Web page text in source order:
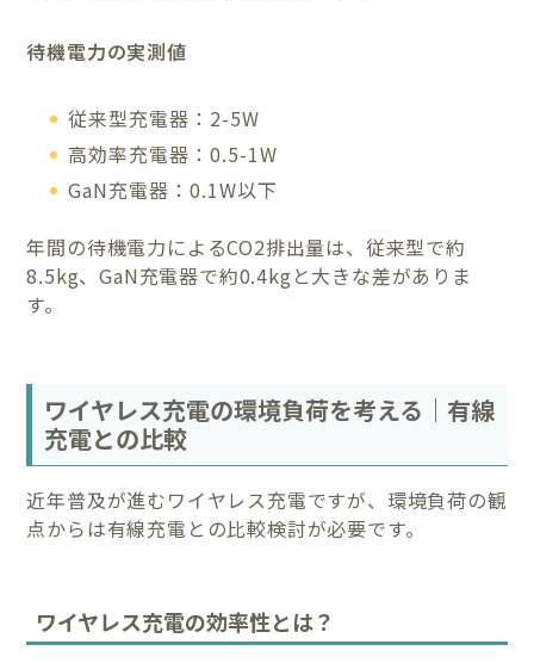
待機電力の実測値
従来型充電器：2-5W
高効率充電器：0.5-1W
GaN充電器：0.1W以下
年間の待機電力によるCO2排出量は、従来型で約
8.5kg、GaN充電器で約0.4kgと大きな差がありま
す。
ワイヤレス充電の環境負荷を考える｜有線
充電との比較
近年普及が進むワイヤレス充電ですが、環境負荷の観
点からは有線充電との比較検討が必要です。
ワイヤレス充電の効率性とは？